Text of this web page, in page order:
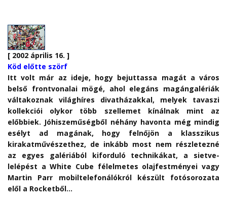
[ 2002 április 16. ]
Köd előtte szörf
Itt volt már az ideje, hogy bejuttassa magát a város
belső frontvonalai mögé, ahol elegáns magángalériák
váltakoznak világhíres divatházakkal, melyek tavaszi
kollekciói olykor több szellemet kínálnak mint az
előbbiek. Jóhiszeműségből néhány havonta még mindig
esélyt ad magának, hogy felnőjön a klasszikus
kirakatművészethez, de inkább most nem részletezné
az egyes galériából kiforduló technikákat, a sietve-
lelépést a White Cube félelmetes olajfestményei vagy
Martin Parr mobiltelefonálókról készült fotósorozata
elől a Rocketből…